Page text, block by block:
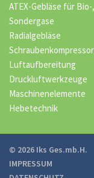
ATEX-Gebläse für
Sondergase
Radialgebläse
Luftaufbereitung
Druckluftwerkzeuge
Maschinenelemente
Hebetechnik
© 2026 Iks Ges.mb.H.
IMPRESSUM